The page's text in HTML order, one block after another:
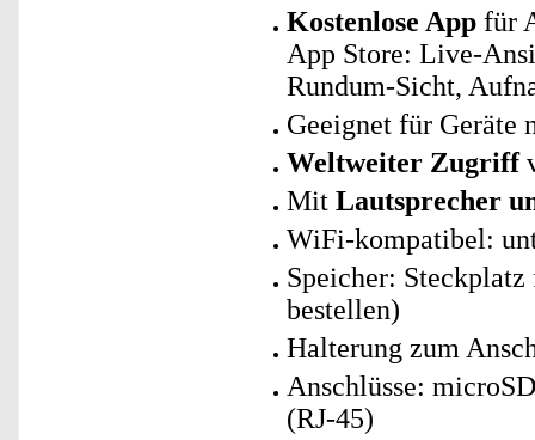
Kostenlose App für
App Store: Live-
Rundum-Sicht,
Geeignet für Geräte
Weltweiter Zugriff
Mit Lautsprecher
WiFi-kompatibel:
Speicher:
bestellen)
Halterung zum
Anschlüsse:
(RJ-45)